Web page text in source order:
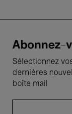
Abonnez-
Sélectionnez
dernières
boîte mail